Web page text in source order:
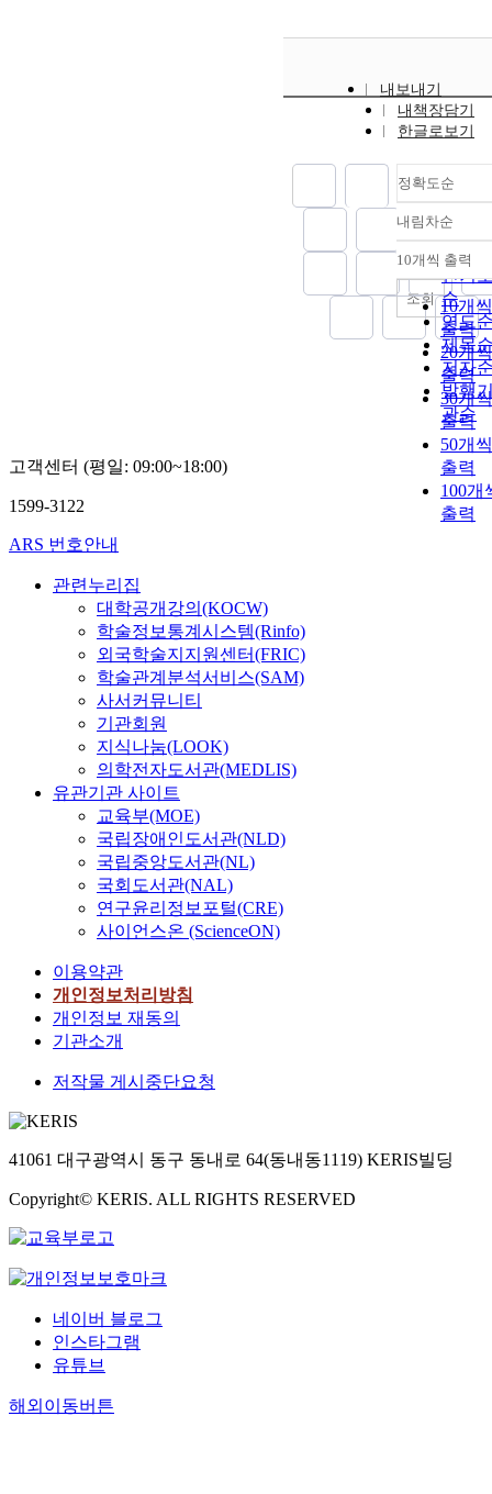
내보내기
내책장담기
한글로보기
정확도순
정확
순
인기
순
연도
제목
저자
발행
관순
내림차순
내림
10개씩 출력
10개씩
출력
20개씩
출력
30개씩
출력
50개씩
출력
100개
출력
조회
고객센터 (평일: 09:00~18:00)
1599-3122
ARS 번호안내
관련누리집
대학공개강의(KOCW)
학술정보통계시스템(Rinfo)
외국학술지지원센터(FRIC)
학술관계분석서비스(SAM)
사서커뮤니티
기관회원
지식나눔(LOOK)
의학전자도서관(MEDLIS)
유관기관 사이트
교육부(MOE)
국립장애인도서관(NLD)
국립중앙도서관(NL)
국회도서관(NAL)
연구윤리정보포털(CRE)
사이언스온 (ScienceON)
이용약관
개인정보처리방침
개인정보 재동의
기관소개
저작물 게시중단요청
41061 대구광역시 동구 동내로 64(동내동1119) KERIS빌딩
Copyright© KERIS. ALL RIGHTS RESERVED
네이버 블로그
인스타그램
유튜브
해외이동버튼